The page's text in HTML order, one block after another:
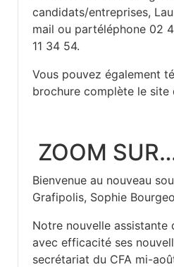
candidats/entreprises,
mail ou partéléphone 02
11 34 54.
Vous pouvez également
brochure complète le site
ZOOM
Bienvenue au nouveau
Grafipolis, Sophie
Notre nouvelle assistante
avec efficacité ses
secrétariat du CFA mi-